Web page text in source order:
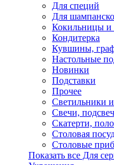
Для специй
Для
Кокильницы и
Кондитерка
Кувшины,
Настольные
Новинки
Подставки
Прочее
Светильники
Свечи,
Скатерти,
Столовая
Столовые
Показать все Для